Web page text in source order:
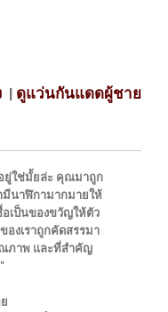
| ดูแว่นกันแดดผู้ชาย
ยู่ใช่มั้ยล่ะ คุณมาถูก
มีนาฬิกามากมายให้
อเป็นของขวัญให้ตัว
องเราถูกคัดสรรมา
ณภาพ และที่สำคัญ